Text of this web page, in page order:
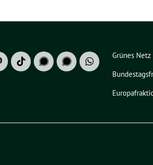
Grünes Netz